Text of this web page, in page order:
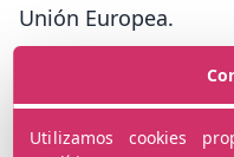
Unión Europea.
Cómo
Utilizamos cookies